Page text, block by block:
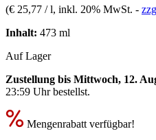
(€ 25,77 / l, inkl. 20% MwSt. -
Inhalt: 473 ml
Auf Lager
Zustellung bis Mittwoch, 12.
23:59 Uhrbestellst.
Mengenrabatt verfügbar!